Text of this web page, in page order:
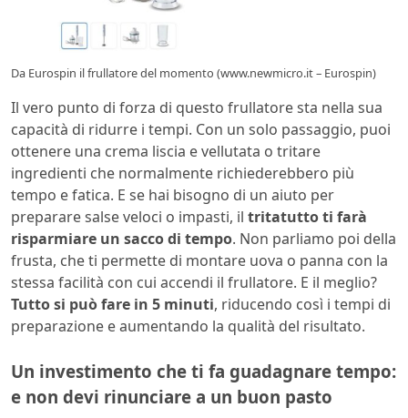
Da Eurospin il frullatore del momento (www.newmicro.it – Eurospin)
Il vero punto di forza di questo frullatore sta nella sua
capacità di ridurre i tempi. Con un solo passaggio, puoi
ottenere una crema liscia e vellutata o tritare
ingredienti che normalmente richiederebbero più
tempo e fatica. E se hai bisogno di un aiuto per
preparare salse veloci o impasti, il tritatutto ti farà
risparmiare un sacco di tempo. Non parliamo poi della
frusta, che ti permette di montare uova o panna con la
stessa facilità con cui accendi il frullatore. E il meglio?
Tutto si può fare in 5 minuti, riducendo così i tempi di
preparazione e aumentando la qualità del risultato.
Un investimento che ti fa guadagnare tempo:
e non devi rinunciare a un buon pasto